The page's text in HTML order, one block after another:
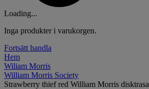
Loading...
Inga produkter i varukorgen.
Fortsätt handla
Hem
Wiliam Morris
William Morris Society
Strawberry thief red William Morris disktrasa